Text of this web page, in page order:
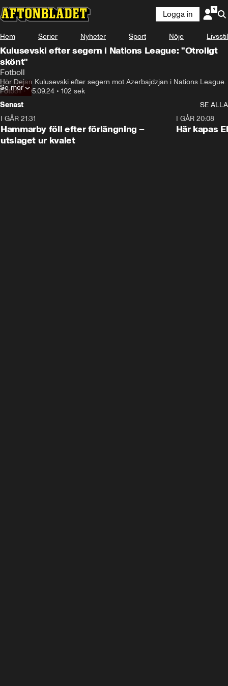
Logga in
Hem Serier Nyheter Sport Nöje Livsstil
Kulusevski efter segern i Nations League: "Otroligt
skönt"
Fotboll
Hör Dejan Kulusevski efter segern mot Azerbajdzjan i Nations League.
Fotboll•05.09.24 • 102 sek
Se mer
Senast
SE ALLA
I GÅR 21:31
Hammarby föll efter förlängning –
utslaget ur kvalet
I GÅR 20:08
Här kapas